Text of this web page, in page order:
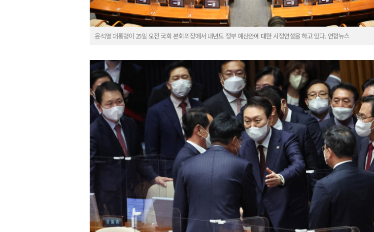
윤석열 대통령이 25일 오전 국회 본회의장에서 내년도 정부 예산안에 대한 시정연설을 하고 있다. 연합뉴스